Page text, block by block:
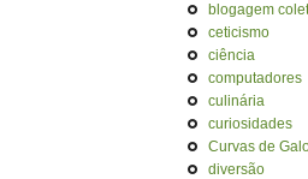
blogagem
ceticismo
ciência
computadores
culinária
curiosidades
Curvas de
diversão